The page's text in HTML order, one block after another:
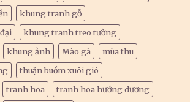
khung tranh gỗ
khung tranh treo tường
khung ảnh Mào gà
mùa thu
thuận buồm xuôi gió
tranh hoa
tranh hoa hướng dương